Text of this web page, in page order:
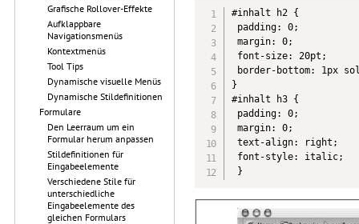
Grafische Rollover-Effekte
Aufklappbare
Navigationsmenüs
Kontextmenüs
Tool Tips
Dynamische visuelle Menüs
Dynamische Stildefinitionen
Formulare
Den Leerraum um ein
Formular herum anpassen
Stildefinitionen für
Eingabeelemente
Verschiedene Stile für
unterschiedliche
Eingabeelemente des
gleichen Formulars
#inhalt h2 {
padding: 0;
margin: 0;
font-size: 20pt;
border-bottom: 1px
}
#inhalt h3 {
padding: 0;
margin: 0;
text-align: right;
font-style: italic;
}